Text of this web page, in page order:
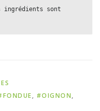
ingrédients sont
, #OIGNON,